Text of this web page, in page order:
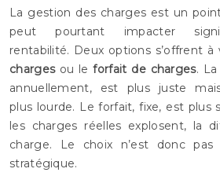
La gestion des charges est un
peut pourtant impacter
rentabilité. Deux options s’offrent à
chargesou leforfait de charges. La
annuellement, est plus juste
plus lourde. Le forfait, fixe, est plus
les charges réelles explosent, la
charge. Le choix n’est donc
stratégique.